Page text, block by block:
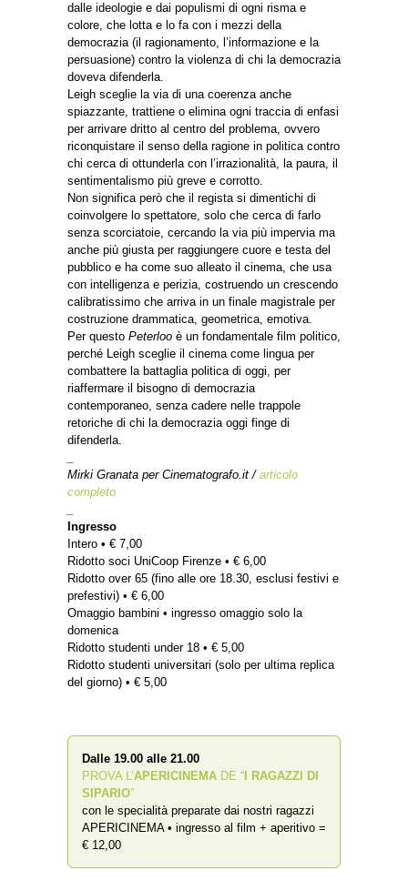
dalle ideologie e dai populismi di ogni risma e
colore, che lotta e lo fa con i mezzi della
democrazia (il ragionamento, l’informazione e la
persuasione) contro la violenza di chi la democrazia
doveva difenderla.
Leigh sceglie la via di una coerenza anche
spiazzante, trattiene o elimina ogni traccia di enfasi
per arrivare dritto al centro del problema, ovvero
riconquistare il senso della ragione in politica contro
chi cerca di ottunderla con l’irrazionalità, la paura, il
sentimentalismo più greve e corrotto.
Non significa però che il regista si dimentichi di
coinvolgere lo spettatore, solo che cerca di farlo
senza scorciatoie, cercando la via più impervia ma
anche più giusta per raggiungere cuore e testa del
pubblico e ha come suo alleato il cinema, che usa
con intelligenza e perizia, costruendo un crescendo
calibratissimo che arriva in un finale magistrale per
costruzione drammatica, geometrica, emotiva.
Per questo Peterloo è un fondamentale film politico,
perché Leigh sceglie il cinema come lingua per
combattere la battaglia politica di oggi, per
riaffermare il bisogno di democrazia
contemporaneo, senza cadere nelle trappole
retoriche di chi la democrazia oggi finge di
difenderla.
Mirki Granata per Cinematografo.it / articolo
completo
Ingresso
Intero • € 7,00
Ridotto soci UniCoop Firenze • € 6,00
Ridotto over 65 (fino alle ore 18.30, esclusi festivi e
prefestivi) • € 6,00
Omaggio bambini • ingresso omaggio solo la
domenica
Ridotto studenti under 18 • € 5,00
Ridotto studenti universitari (solo per ultima replica
del giorno) • € 5,00
Dalle 19.00 alle 21.00
PROVA L’APERICINEMA DE “ I RAGAZZI DI
SIPARIO”
con le specialità preparate dai nostri ragazzi
APERICINEMA • ingresso al film + aperitivo =
€ 12,00